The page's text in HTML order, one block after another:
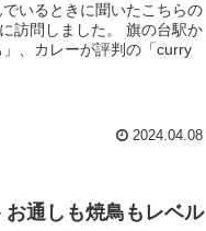
いるときに聞いたこちらの
訪問しました。 旗の台駅か
、カレーが評判の「curry
2024.04.08
お通しも焼鳥もレベル